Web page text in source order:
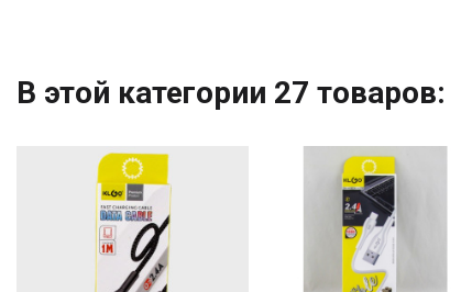
В этой категории 27 товаров: